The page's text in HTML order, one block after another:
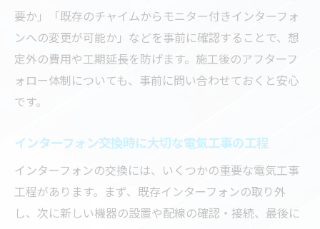
電気工事で失敗しないインターフォン選び
の秘訣
インターフォン工事を安全に進めるためのポイ
ント紹介
配線管理
インターフォン工事でトラブルを防ぐ電気
工事の工夫
要か」「既存のチャイムからモニター付きインターフォ
ンへの変更が可能か」などを事前に確認することで、想
定外の費用や工期延長を防げます。施工後のアフターフ
ォロー体制についても、事前に問い合わせておくと安心
です。
インターフォン交換時に大切な電気工事の工程
インターフォンの交換には、いくつかの重要な電気工事
工程があります。まず、既存インターフォンの取り外
し、次に新しい機器の設置や配線の確認・接続、最後に